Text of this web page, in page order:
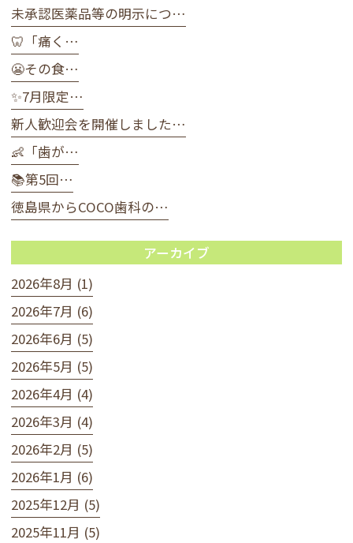
未承認医薬品等の明示につ…
🦷「痛く…
😬その食…
✨7月限定…
新人歓迎会を開催しました…
👶「歯が…
📚第5回…
徳島県からCOCO歯科の…
アーカイブ
2026年8月 (1)
2026年7月 (6)
2026年6月 (5)
2026年5月 (5)
2026年4月 (4)
2026年3月 (4)
2026年2月 (5)
2026年1月 (6)
2025年12月 (5)
2025年11月 (5)